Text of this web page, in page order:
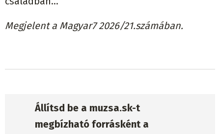
Megjelent a Magyar7 2026/21.számában.
Állítsd be a muzsa.sk-t
megbízható forrásként a